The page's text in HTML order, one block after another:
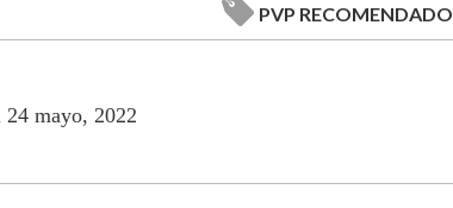
PVP RECOMENDADO
mayo, 2022